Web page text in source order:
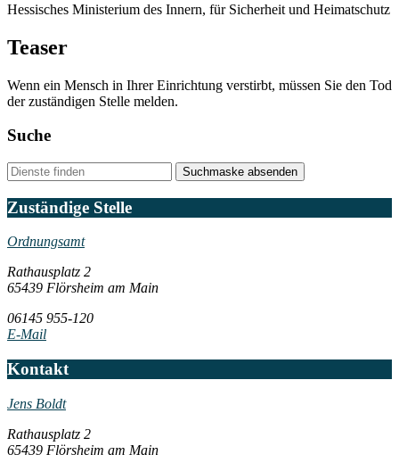
Hessisches Ministerium des Innern, für Sicherheit und Heimatschutz
Teaser
Wenn ein Mensch in Ihrer Einrichtung verstirbt, müssen Sie den Tod
der zuständigen Stelle melden.
Suche
Suchmaske absenden
Zuständige Stelle
Ordnungsamt
Rathausplatz 2
65439 Flörsheim am Main
06145 955-120
E-Mail
Kontakt
Jens Boldt
Rathausplatz 2
65439 Flörsheim am Main